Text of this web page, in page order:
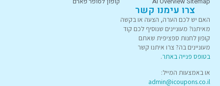
צרו עימנו קשר
האם יש לכם הערה, הצעה או בקשה
מאיתנו? מעוניינים שנוסיף לכם קוד
קופון לחנות ספציפית שאתם
מעוניינים בה? צרו איתנו קשר
בטופס פנייה באתר.
או באמצעות המייל:
admin@icoupons.co.il